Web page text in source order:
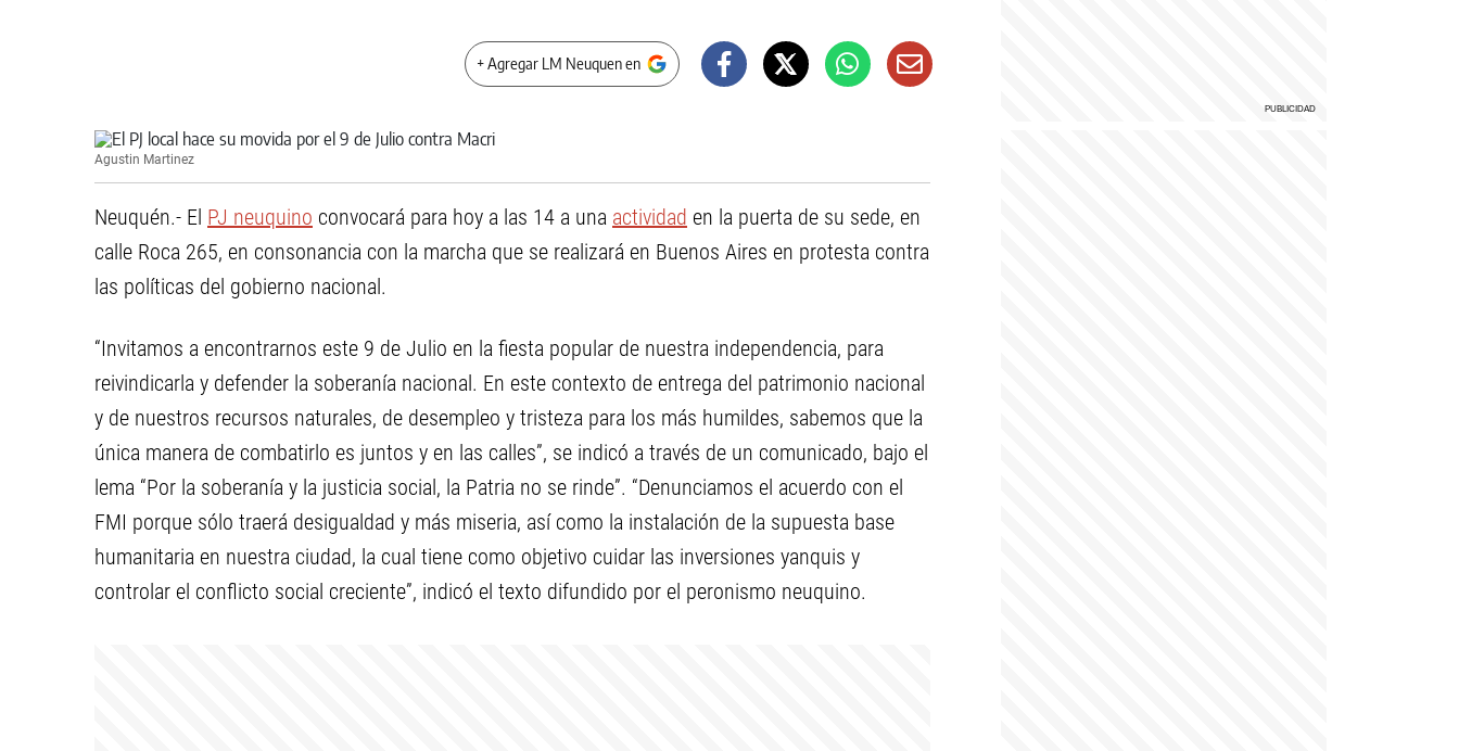
+ Agregar LM Neuquen en
Agustin Martinez
Neuquén.- El PJ neuquino convocará para hoy a las 14 a una actividad en la puerta de su sede, en
calle Roca 265, en consonancia con la marcha que se realizará en Buenos Aires en protesta contra
las políticas del gobierno nacional.
“Invitamos a encontrarnos este 9 de Julio en la fiesta popular de nuestra independencia, para
reivindicarla y defender la soberanía nacional. En este contexto de entrega del patrimonio nacional
y de nuestros recursos naturales, de desempleo y tristeza para los más humildes, sabemos que la
única manera de combatirlo es juntos y en las calles”, se indicó a través de un comunicado, bajo el
lema “Por la soberanía y la justicia social, la Patria no se rinde”. “Denunciamos el acuerdo con el
FMI porque sólo traerá desigualdad y más miseria, así como la instalación de la supuesta base
humanitaria en nuestra ciudad, la cual tiene como objetivo cuidar las inversiones yanquis y
controlar el conflicto social creciente”, indicó el texto difundido por el peronismo neuquino.